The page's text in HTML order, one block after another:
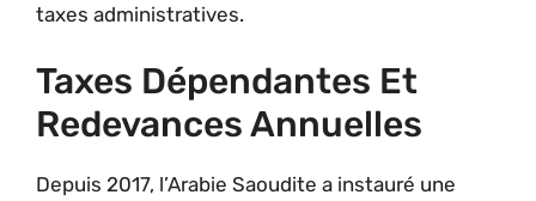
taxes administratives.
Taxes Dépendantes Et
Redevances Annuelles
Depuis 2017, l’Arabie Saoudite a instauré une